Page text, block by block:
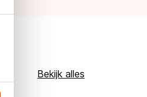
Bekijk alles